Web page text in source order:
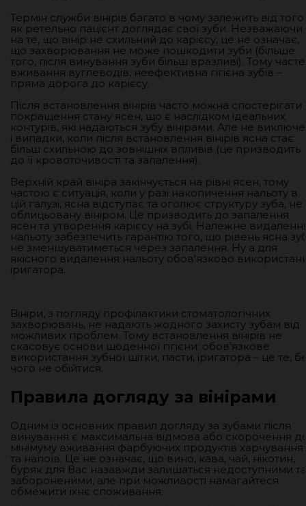
Термін служби вінірів багато в чому залежить від того,
як ретельно пацієнт доглядає свої зуби. Незважаючи
на те, що вінір не схильний до карієсу, це не означає,
що захворювання не може пошкодити зуби (більше
того, після винування зуби більш вразливі). Тому часте
вживання вуглеводів, неефективна гігієна зубів –
пряма дорога до карієсу.
Після встановлення вінірів часто можна спостерігати
покращення стану ясен, що є наслідком ідеальних
контурів, які надаються зубу вінірами. Але не
і випадки, коли після встановлення вінірів ясна стає
більш схильною до зовнішніх впливів (це призводить
до її кровоточивості та запалення).
Верхній край вініра закінчується на рівні ясен, тому
частою є ситуація, коли у разі накопичення нальоту в
цій галузі, ясна відступає та оголює структуру зуба, не
облицьовану вініром. Це призводить до запалення
ясен та утворення карієсу на зубі. Належне
нальоту забезпечить гарантію того, що рівень ясна
не зменшуватиметься через запалення. Ну а для
якісного видалення нальоту обов'язково
іригатора.
Вініри, з погляду профілактики стоматологічних
захворювань, не надають жодного захисту зубам від
можливих проблем. Тому встановлення вінірів не
скасовує основи щоденної гігієни: обов'язкове
використання зубної щітки, пасти, іригатора – це те,
чого не обійтися.
Правила догляду за вінірами
Одним із основних правил догляду за зубами після
винування є максимальна відмова або скорочення
мінімуму вживання фарбуючих продуктів харчування
та напоїв. Це не означає, що вино, кава, чай, нікотин,
буряк для Вас назавжди залишаться недоступними та
забороненими, але при можливості намагайтеся
обмежити їхнє споживання.